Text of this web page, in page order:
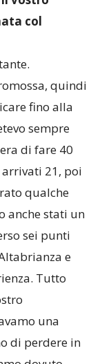
vostro
col
quindi
fino alla
sempre
di fare 40
21, poi
qualche
stati un
sei punti
e
Tutto
una
di perdere in